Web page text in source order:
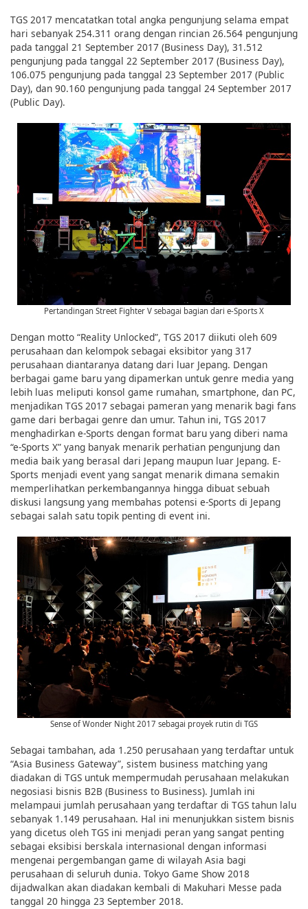
TGS 2017 mencatatkan total angka pengunjung selama empat
hari sebanyak 254.311 orang dengan rincian 26.564 pengunjung
pada tanggal 21 September 2017 (Business Day), 31.512
pengunjung pada tanggal 22 September 2017 (Business Day),
106.075 pengunjung pada tanggal 23 September 2017 (Public
Day), dan 90.160 pengunjung pada tanggal 24 September 2017
(Public Day).
Pertandingan Street Fighter V sebagai bagian dari e-Sports X
Dengan motto “Reality Unlocked”, TGS 2017 diikuti oleh 609
perusahaan dan kelompok sebagai eksibitor yang 317
perusahaan diantaranya datang dari luar Jepang. Dengan
berbagai game baru yang dipamerkan untuk genre media yang
lebih luas meliputi konsol game rumahan, smartphone, dan PC,
menjadikan TGS 2017 sebagai pameran yang menarik bagi fans
game dari berbagai genre dan umur. Tahun ini, TGS 2017
menghadirkan e-Sports dengan format baru yang diberi nama
“e-Sports X” yang banyak menarik perhatian pengunjung dan
media baik yang berasal dari Jepang maupun luar Jepang. E-
Sports menjadi event yang sangat menarik dimana semakin
memperlihatkan perkembangannya hingga dibuat sebuah
diskusi langsung yang membahas potensi e-Sports di Jepang
sebagai salah satu topik penting di event ini.
Sense of Wonder Night 2017 sebagai proyek rutin di TGS
Sebagai tambahan, ada 1.250 perusahaan yang terdaftar untuk
“Asia Business Gateway”, sistem business matching yang
diadakan di TGS untuk mempermudah perusahaan melakukan
negosiasi bisnis B2B (Business to Business). Jumlah ini
melampaui jumlah perusahaan yang terdaftar di TGS tahun lalu
sebanyak 1.149 perusahaan. Hal ini menunjukkan sistem bisnis
yang dicetus oleh TGS ini menjadi peran yang sangat penting
sebagai eksibisi berskala internasional dengan informasi
mengenai pergembangan game di wilayah Asia bagi
perusahaan di seluruh dunia. Tokyo Game Show 2018
dijadwalkan akan diadakan kembali di Makuhari Messe pada
tanggal 20 hingga 23 September 2018.